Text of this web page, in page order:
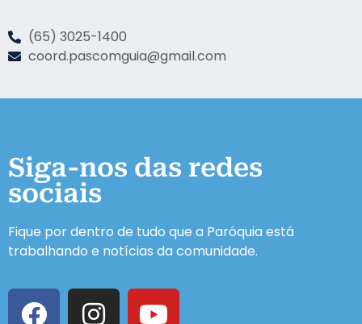
(65) 3025-1400
coord.pascomguia@gmail.com
Siga-nos das redes
sociais
Fique por dentro de tudo que a Paróquia está
trabalhando e notícias da comunidade.